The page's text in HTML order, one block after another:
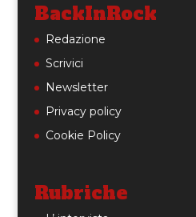
BackInRock
Redazione
Scrivici
Newsletter
Privacy policy
Cookie Policy
Rubriche